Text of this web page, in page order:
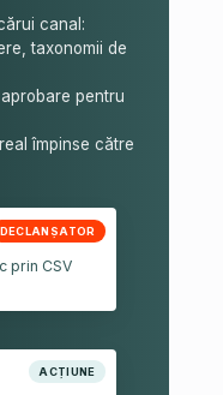
canal:
taxonomii de
pentru
împinse către
prin CSV
DECLANȘATOR
ACȚIUNE